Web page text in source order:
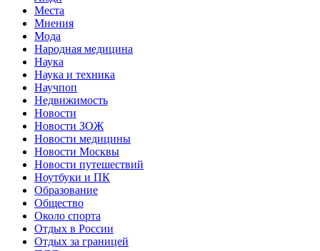
Места
Мнения
Мода
Народная медицина
Наука
Наука и техника
Научпоп
Недвижимость
Новости
Новости ЗОЖ
Новости медицины
Новости Москвы
Новости путешествий
Ноутбуки и ПК
Образование
Общество
Около спорта
Отдых в России
Отдых за границей